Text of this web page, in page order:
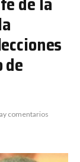
de
comentarios